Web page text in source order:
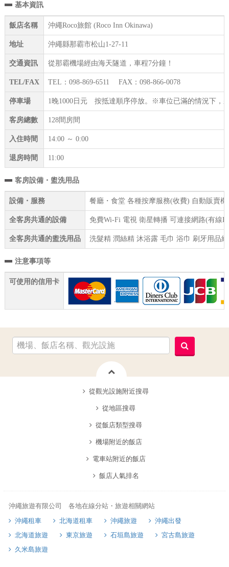
基本資訊
飯店名稱 沖繩Roco旅館 (Roco Inn Okinawa)
地址 沖繩縣那霸市松山1-27-11
交通資訊 從那霸機場經由海天隧道，車程7分鐘！
TEL/FAX TEL：098-869-6511 FAX：098-866-0078
停車場 1晚1000日元 按抵達順序停放。※車位已滿的情況下，
客房總數 128間房間
入住時間 14:00 ～ 0:00
退房時間 11:00
客房設備・盥洗用品
設備・服務 餐廳・食堂 各種按摩服務(收費) 自動販賣
全客房共通的設備 免費Wi-Fi 電視 衛星轉播 可連接網路(有線
全客房共通的盥洗用品 洗髮精 潤絲精 沐浴露 毛巾 浴巾 刷牙用品
注意事項等
可使用的信用卡
從觀光設施附近搜尋
從地區搜尋
從飯店類型搜尋
機場附近的飯店
電車站附近的飯店
飯店人氣排名
沖繩旅遊有限公司 各地在線分站・旅遊相關網站
沖繩租車
北海道租車 沖繩旅遊
沖繩出發
北海道旅遊
東京旅遊 石垣島旅遊
宮古島旅遊
久米島旅遊